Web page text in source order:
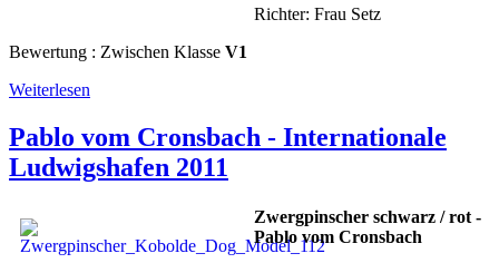
Richter: Frau Setz
Bewertung : Zwischen Klasse V1
Weiterlesen
Pablo vom Cronsbach - Internationale
Ludwigshafen 2011
Zwergpinscher schwarz / rot -
Pablo vom Cronsbach